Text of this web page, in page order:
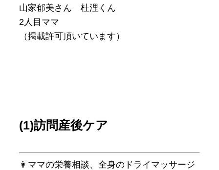
山家郁美さん 杜浬くん
2人目ママ
⁡（掲載許可頂いています）
(1)訪問産後ケア
👩ママの栄養相談、全身のドライマッサージ